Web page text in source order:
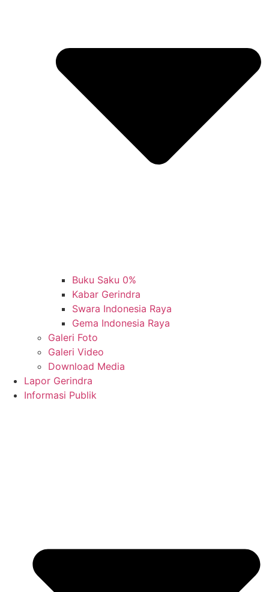
Buku Saku 0%
Kabar Gerindra
Swara Indonesia Raya
Gema Indonesia Raya
Galeri Foto
Galeri Video
Download Media
Lapor Gerindra
Informasi Publik